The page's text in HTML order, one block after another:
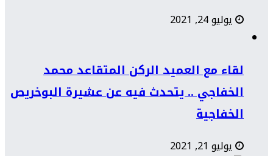
يوليو 24, 2021
لقاء مع العميد الركن المتقاعد محمد
الخفاجي .. يتحدث فيه عن عشيرة البوخريص
الخفاجية
يوليو 21, 2021